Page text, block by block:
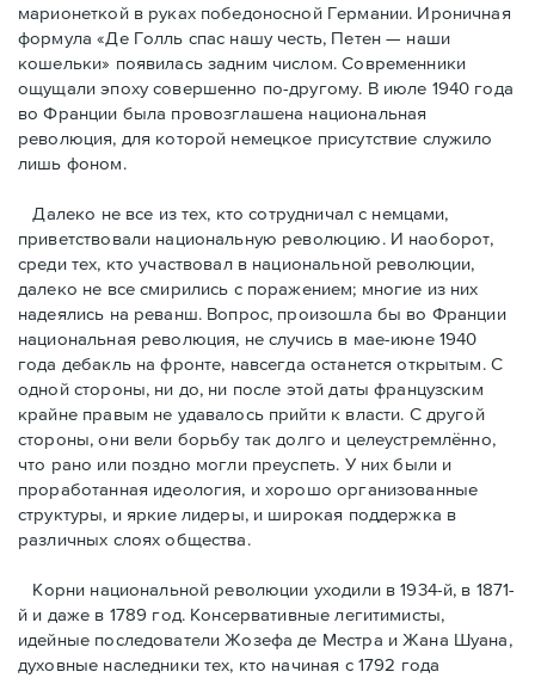
марионеткой в руках победоносной Германии. Ироничная
формула «Де Голль спас нашу честь, Петен — наши
кошельки» появилась задним числом. Современники
ощущали эпоху совершенно по-другому. В июле 1940 года
во Франции была провозглашена национальная
революция, для которой немецкое присутствие служило
лишь фоном.
Далеко не все из тех, кто сотрудничал с немцами,
приветствовали национальную революцию. И наоборот,
среди тех, кто участвовал в национальной революции,
далеко не все смирились с поражением; многие из них
надеялись на реванш. Вопрос, произошла бы во Франции
национальная революция, не случись в мае-июне 1940
года дебакль на фронте, навсегда останется открытым. С
одной стороны, ни до, ни после этой даты французским
крайне правым не удавалось прийти к власти. С другой
стороны, они вели борьбу так долго и целеустремлённо,
что рано или поздно могли преуспеть. У них были и
проработанная идеология, и хорошо организованные
структуры, и яркие лидеры, и широкая поддержка в
различных слоях общества.
Корни национальной революции уходили в 1934-й, в 1871-
й и даже в 1789 год. Консервативные легитимисты,
идейные последователи Жозефа де Местра и Жана Шуана,
духовные наследники тех, кто начиная с 1792 года